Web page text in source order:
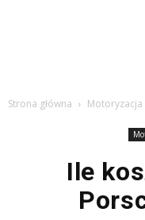
Strona główna Motoryzacja
Ile